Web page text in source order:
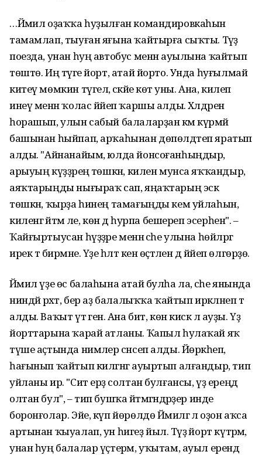
…Йәмил оҙаҡҡа һуҙылған командировкаһын
тамамлап, тыуған яғына ҡайтырға сыҡты. Тәүҙә
поезда, унан һуң автобус менән ауылына ҡайтып
төштө. Иң тәүге йорт, атай йорто. Унда һуғылмай
китеү мөмкин түгел, әсәкәйе көтә уны. Ана, килеп
инеү менән ҡолас йәйеп ҡаршы алды. Хәлдәрен
һорашып, улын сабый балаларҙан кәм күрмәй
башынан һыйпап, арҡаһынан дөпөлдәтеп яратып
алды. "Айнанайым, юлда йонсоғанһыңдыр,
арыуың күҙҙәреңә төшкән, килен мунса яҡҡандыр,
аяҡтарыңды нығыраҡ сап, яңаҡтарың эскә
төшкән, ҡырҙа һинең тамағыңды кем уйлаһын,
киленгә әйтәм әле, көн дә һурпа бешереп эсерһен". –
Ҡайғыртыусан һүҙҙәре менән әсәһе улына һөйләргә
ирек тә бирмәне. Үҙе һәләт кенә өҫтәлен дә йәйеп өлгөрҙө.
Йәмил үҙе өс балаһына атай булһа ла, әсәһе янында
ниндәй рәхәт, бер аҙ балалыҡҡа ҡайтып иркәләнеп тә
алды. Ваҡыт үтә генә. Ана бит, көн кискә лә ауҙы. Үҙ
йорттарына ҡарай атланы. Ҡапыл һулаҡай яҡ
түше аҫтында нимәлер сәнсеп алды. Йөрәкһеп,
һағынып ҡайтып килгәнгә ауыртып алғандыр, тип
уйланы ир. "Сит ерҙә солтан булғансы, үҙ ереңдә
олтан бул", – тип бушҡа әйтмәгәндәрҙер инде
боронғолар. Эйе, күп йөрөлдө Йәмилгә лә оҙон аҡса
артынан ҡыуалап, ун һигеҙ йыл. Тәүҙә йорт күтәрәм,
унан һуң балалар үҫтерәм, уҡытам, ауыл ерендә